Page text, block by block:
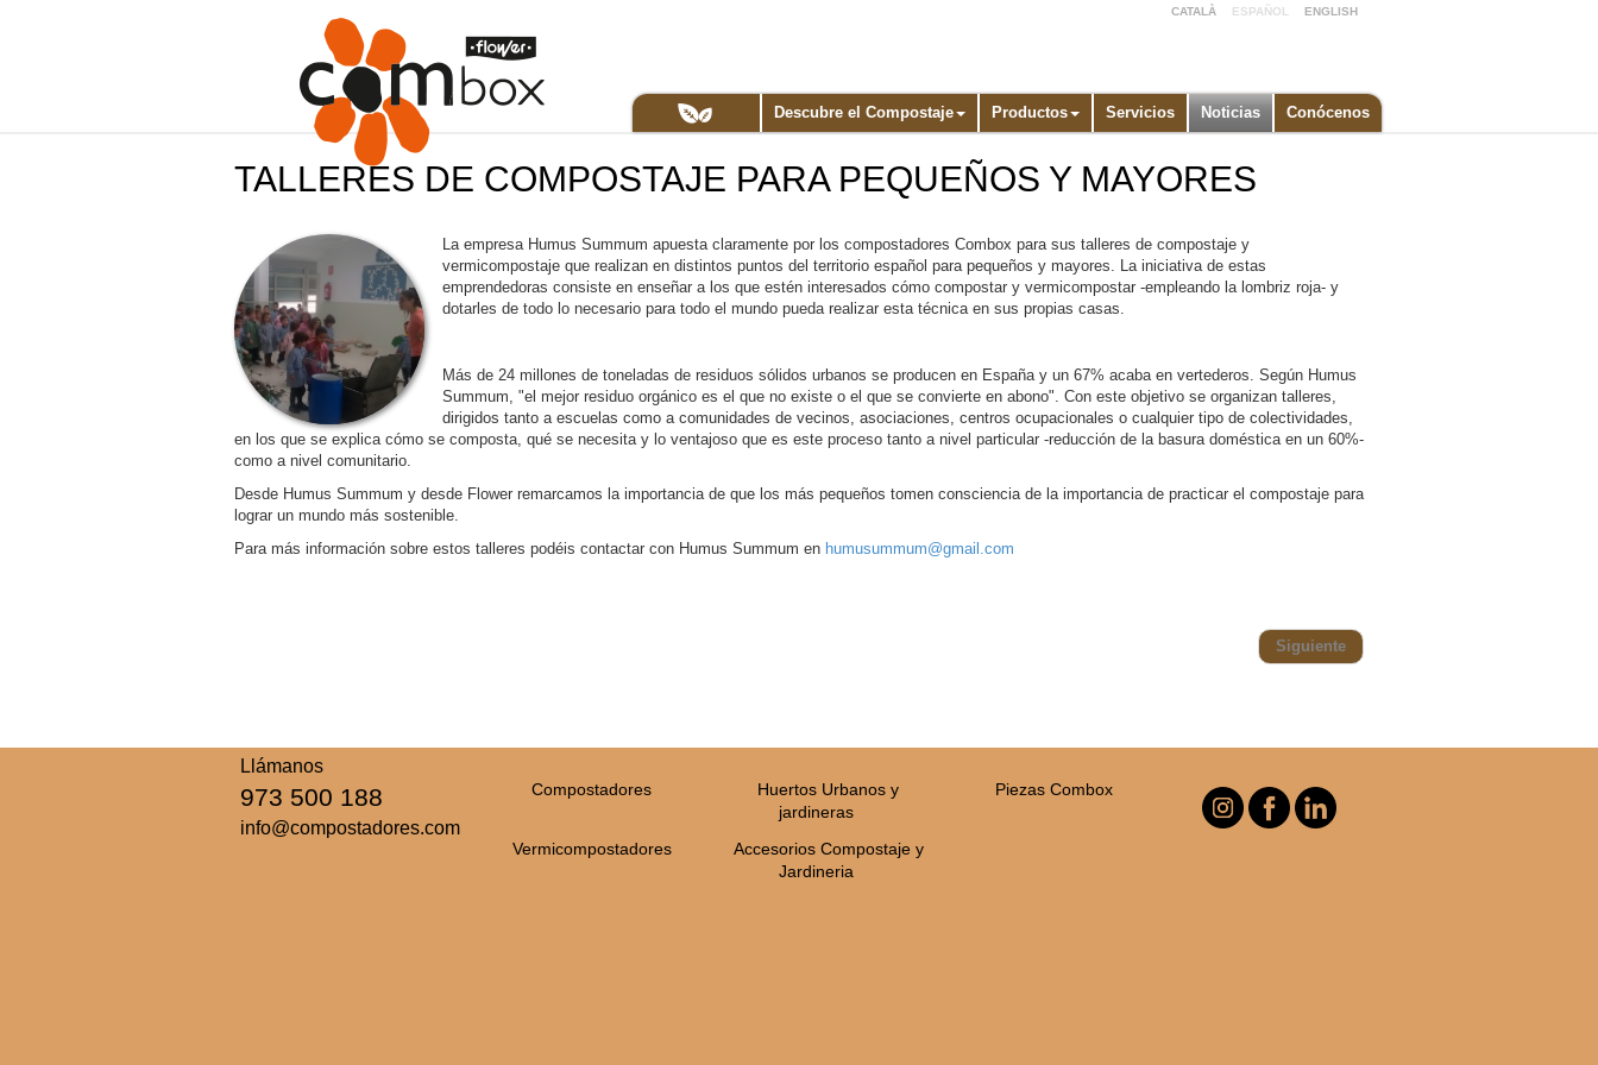
CATALÀ ESPAÑOL ENGLISH
Descubre el Compostaje Productos Servicios Noticias Conócenos
TALLERES DE COMPOSTAJE PARA PEQUEÑOS Y MAYORES
La empresa Humus Summum apuesta claramente por los compostadores Combox para sus talleres de compostaje y
vermicompostaje que realizan en distintos puntos del territorio español para pequeños y mayores. La iniciativa de estas
emprendedoras consiste en enseñar a los que estén interesados cómo compostar y vermicompostar -empleando la lombriz roja- y
dotarles de todo lo necesario para todo el mundo pueda realizar esta técnica en sus propias casas.
Más de 24 millones de toneladas de residuos sólidos urbanos se producen en España y un 67% acaba en vertederos. Según Humus
Summum, "el mejor residuo orgánico es el que no existe o el que se convierte en abono". Con este objetivo se organizan talleres,
dirigidos tanto a escuelas como a comunidades de vecinos, asociaciones, centros ocupacionales o cualquier tipo de colectividades,
en los que se explica cómo se composta, qué se necesita y lo ventajoso que es este proceso tanto a nivel particular -reducción de la basura doméstica en un 60%-
como a nivel comunitario.
Desde Humus Summum y desde Flower remarcamos la importancia de que los más pequeños tomen consciencia de la importancia de practicar el compostaje para
lograr un mundo más sostenible.
Para más información sobre estos talleres podéis contactar con Humus Summum en humusummum@gmail.com
Siguiente
Llámanos
973 500 188
info@compostadores.com
Compostadores
Huertos Urbanos y
jardineras
Piezas Combox
Vermicompostadores
Accesorios Compostaje y
Jardineria